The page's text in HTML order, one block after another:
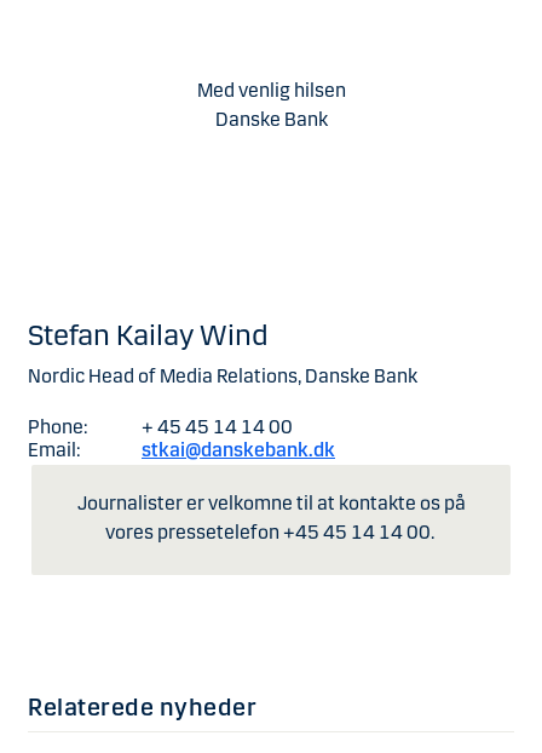
Med venlig hilsen
Danske Bank
Stefan Kailay Wind
Nordic Head of Media Relations, Danske Bank
Phone:
+ 45 45 14 14 00
Email:
stkai@danskebank.dk
Journalister er velkomne til at kontakte os på
vores pressetelefon +45 45 14 14 00.
Relaterede nyheder